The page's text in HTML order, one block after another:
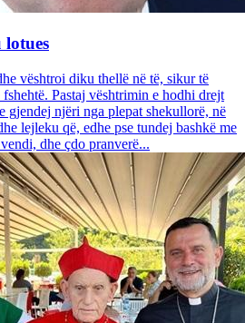
vështroi diku thellë në të, sikur të
Pastaj vështrimin e hodhi drejt
gjendej njëri nga plepat shekullorë, në
lejleku që, edhe pse tundej bashkë me
dhe çdo pranverë...